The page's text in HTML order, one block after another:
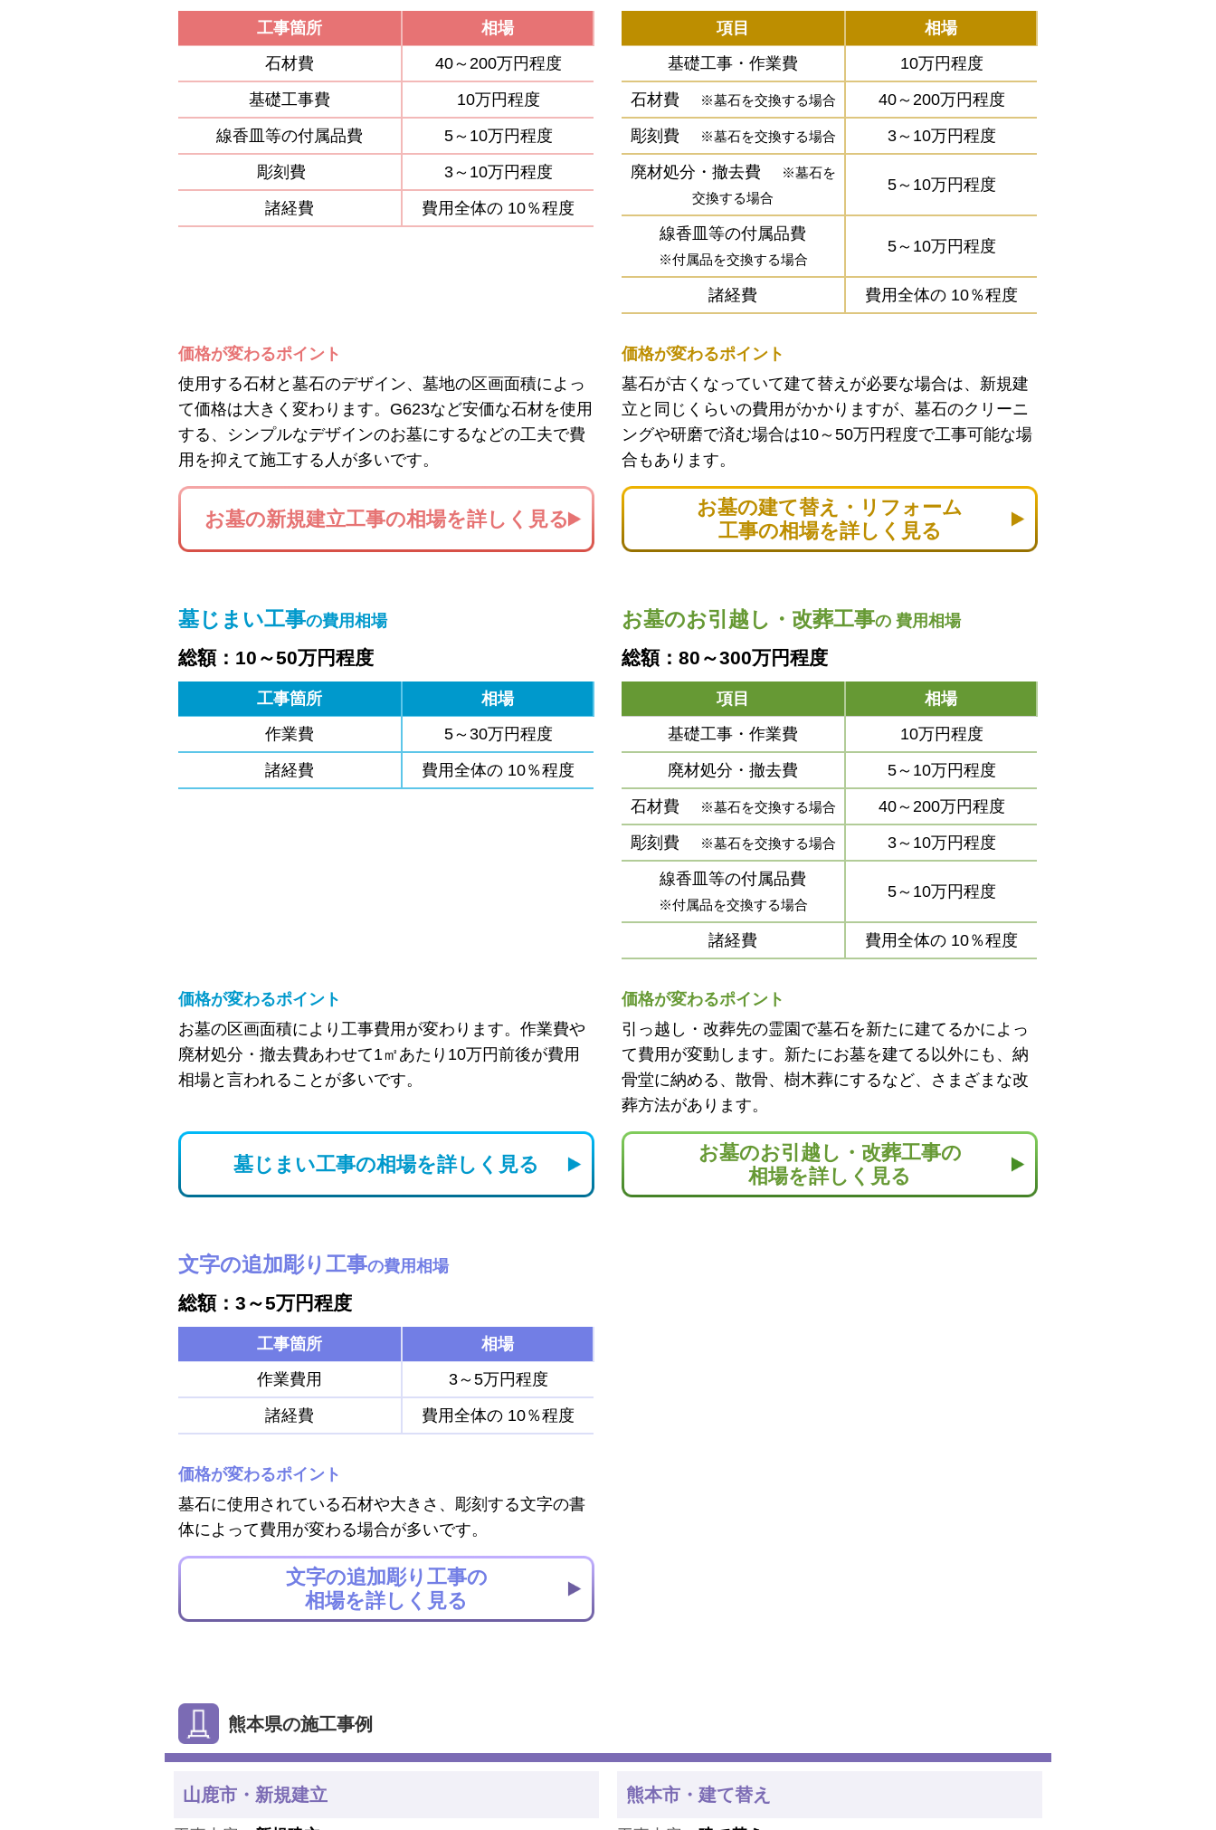
工事箇所
相場
石材費
40～200万円程度
基礎工事費
10万円程度
線香皿等の付属品費
5～10万円程度
彫刻費
3～10万円程度
諸経費
費用全体の 10％程度
価格が変わるポイント
使用する石材と墓石のデザイン、墓地の区画面積によっ
て価格は大きく変わります。G623など安価な石材を使用
する、シンプルなデザインのお墓にするなどの工夫で費
用を抑えて施工する人が多いです。
お墓の新規建立工事の相場を詳しく見る
項目
相場
基礎工事・作業費
10万円程度
石材費
※墓石を交換する場合
40～200万円程度
彫刻費
※墓石を交換する場合
3～10万円程度
廃材処分・撤去費
※墓石を
交換する場合
5～10万円程度
線香皿等の付属品費
※付属品を交換する場合
5～10万円程度
諸経費 費用全体の 10％程度
価格が変わるポイント
墓石が古くなっていて建て替えが必要な場合は、新規建
立と同じくらいの費用がかかりますが、墓石のクリーニ
ングや研磨で済む場合は10～50万円程度で工事可能な場
合もあります。
お墓の建て替え・リフォーム
工事の相場を詳しく見る
墓じまい工事の費用相場
総額：10～50万円程度
工事箇所
相場
作業費
5～30万円程度
諸経費
費用全体の 10％程度
価格が変わるポイント
お墓の区画面積により工事費用が変わります。作業費や
廃材処分・撤去費あわせて1㎡あたり10万円前後が費用
相場と言われることが多いです。
墓じまい工事の相場を詳しく見る
お墓のお引越し・改葬工事の 費用相場
総額：80～300万円程度
項目
相場
基礎工事・作業費
10万円程度
廃材処分・撤去費
5～10万円程度
石材費
※墓石を交換する場合
40～200万円程度
彫刻費
※墓石を交換する場合
3～10万円程度
線香皿等の付属品費
※付属品を交換する場合
5～10万円程度
諸経費 費用全体の 10％程度
価格が変わるポイント
引っ越し・改葬先の霊園で墓石を新たに建てるかによっ
て費用が変動します。新たにお墓を建てる以外にも、納
骨堂に納める、散骨、樹木葬にするなど、さまざまな改
葬方法があります。
お墓のお引越し・改葬工事の
相場を詳しく見る
文字の追加彫り工事の費用相場
総額：3～5万円程度
工事箇所
相場
作業費用
3～5万円程度
諸経費
費用全体の 10％程度
価格が変わるポイント
墓石に使用されている石材や大きさ、彫刻する文字の書
体によって費用が変わる場合が多いです。
文字の追加彫り工事の
相場を詳しく見る
熊本県の施工事例
山鹿市・新規建立 熊本市・建て替え